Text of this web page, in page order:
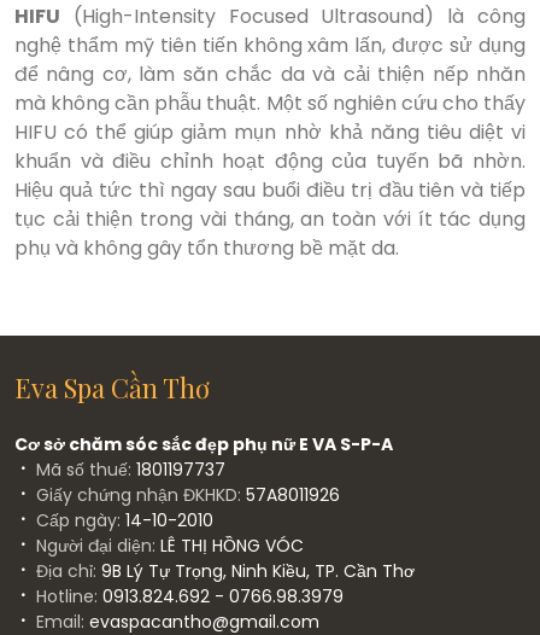
HIFU (High-Intensity Focused Ultrasound) là công
nghệ thẩm mỹ tiên tiến không xâm lấn, được sử dụng
để nâng cơ, làm săn chắc da và cải thiện nếp nhăn
mà không cần phẫu thuật. Một số nghiên cứu cho thấy
HIFU có thể giúp giảm mụn nhờ khả năng tiêu diệt vi
khuẩn và điều chỉnh hoạt động của tuyến bã nhờn.
Hiệu quả tức thì ngay sau buổi điều trị đầu tiên và tiếp
tục cải thiện trong vài tháng, an toàn với ít tác dụng
phụ và không gây tổn thương bề mặt da.
Eva Spa Cần Thơ
Cơ sở chăm sóc sắc đẹp phụ nữ E VA S-P-A
Mã số thuế: 1801197737
Giấy chứng nhận ĐKHKD: 57A8011926
Cấp ngày: 14-10-2010
Người đại diện: LÊ THỊ HỒNG VÓC
Địa chỉ: 9B Lý Tự Trọng, Ninh Kiều, TP. Cần Thơ
Hotline: 0913.824.692 - 0766.98.3979
Email: evaspacantho@gmail.com